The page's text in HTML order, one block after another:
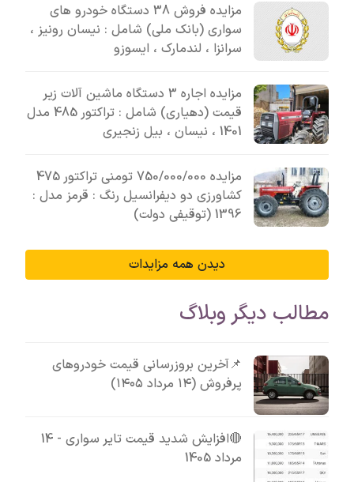
مزایده فروش 38 دستگاه خودرو های
سواری (بانک ملی) شامل : نیسان رونیز ،
سرانزا ، لندمارک ، ایسوزو
مزایده اجاره 3 دستگاه ماشین آلات زیر
قیمت (دهیاری) شامل : تراکتور 485 مدل
1401 ، نیسان ، بیل زنجیری
مزایده 750/000/000 تومنی تراکتور 475
کشاورزی دو دیفرانسیل رنگ : قرمز مدل :
1396 (توقیفی دولت)
دیدن همه مزایدات
مطالب دیگر وبلاگ
📌آخرین بروزرسانی قیمت خودروهای
پرفروش (۱۴ مرداد ۱۴۰۵)
🔴افزایش شدید قیمت تایر سواری - 14
مرداد 1405